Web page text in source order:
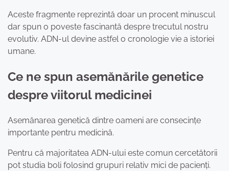
Aceste fragmente reprezintă doar un procent minuscul
dar spun o poveste fascinantă despre trecutul nostru
evolutiv. ADN-ul devine astfel o cronologie vie a istoriei
umane.
Ce ne spun asemănările genetice
despre viitorul medicinei
Asemănarea genetică dintre oameni are consecințe
importante pentru medicină.
Pentru că majoritatea ADN-ului este comun cercetătorii
pot studia boli folosind grupuri relativ mici de pacienți.